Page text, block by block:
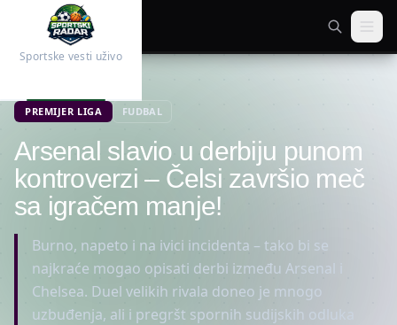
Sportske vesti uživo
PREMIJER LIGA FUDBAL
Arsenal slavio u derbiju punom
kontroverzi – Čelsi završio meč
sa igračem manje!
Burno, napeto i na ivici incidenta – tako bi se
najkraće mogao opisati derbi između Arsenal i
Chelsea. Duel velikih rivala doneo je mnogo
uzbuđenja, ali i pregršt spornih sudijskih odluka